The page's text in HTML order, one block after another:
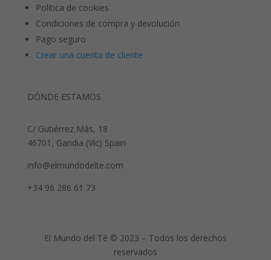
Política de cookies
Condiciones de compra y devolución
Pago seguro
Crear una cuenta de cliente
DÓNDE ESTAMOS
C/ Gutiérrez Más, 18
46701, Gandia (Vlc) Spain
info@elmundodelte.com
+34 96 286 61 73
El Mundo del Té © 2023 – Todos los derechos
reservados